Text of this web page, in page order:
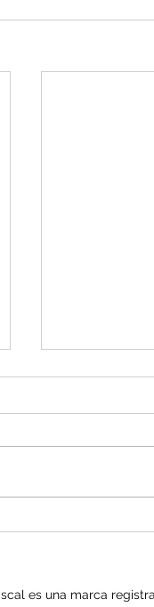
ERROR al
es una marca